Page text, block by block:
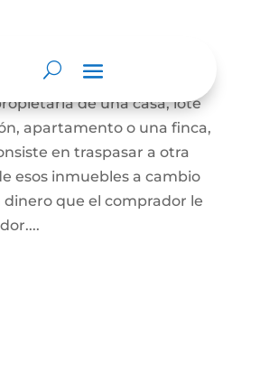
inmuebles
contrato, una persona se
de una casa, lote
apartamento o una finca,
en traspasar a otra
esos inmuebles a cambio
dinero que el comprador le